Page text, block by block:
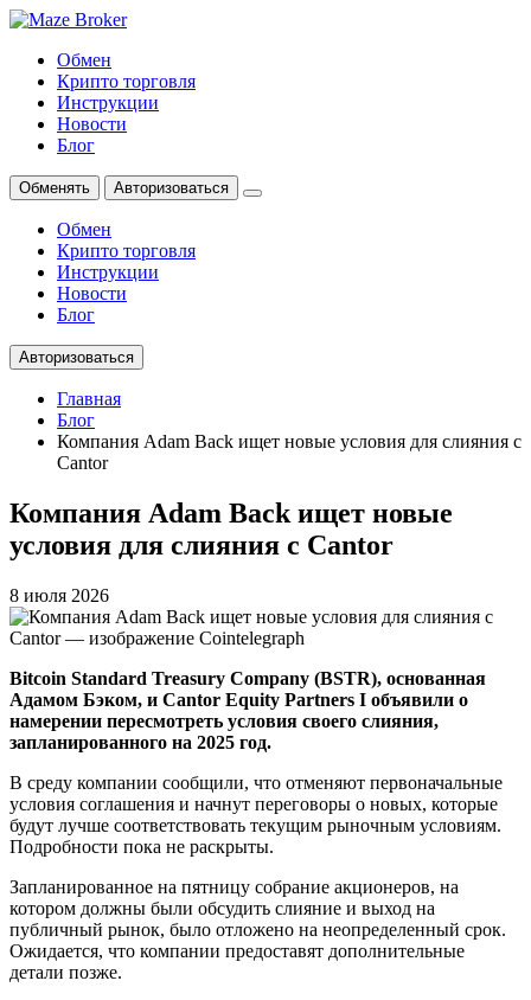
Обмен
Крипто торговля
Инструкции
Новости
Блог
Обменять Авторизоваться
Обмен
Крипто торговля
Инструкции
Новости
Блог
Авторизоваться
Главная
Блог
Компания Adam Back ищет новые условия для слияния с
Cantor
Компания Adam Back ищет новые
условия для слияния с Cantor
8 июля 2026
Bitcoin Standard Treasury Company (BSTR), основанная
Адамом Бэком, и Cantor Equity Partners I объявили о
намерении пересмотреть условия своего слияния,
запланированного на 2025 год.
В среду компании сообщили, что отменяют первоначальные
условия соглашения и начнут переговоры о новых, которые
будут лучше соответствовать текущим рыночным условиям.
Подробности пока не раскрыты.
Запланированное на пятницу собрание акционеров, на
котором должны были обсудить слияние и выход на
публичный рынок, было отложено на неопределенный срок.
Ожидается, что компании предоставят дополнительные
детали позже.